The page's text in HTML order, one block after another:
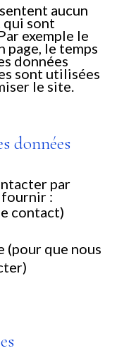
aucun
qui sont
exemple le
page, le temps
données
sont utilisées
le site.
données
par
fournir :
contact)
(pour que nous